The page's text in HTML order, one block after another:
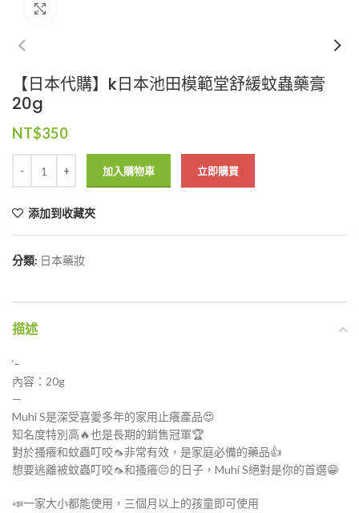
【日本代購】k日本池田模範堂舒緩蚊蟲藥膏
20g
NT$350
加入購物車 立即購買
添加到收藏夾
分類: 日本藥妝
描述
‘–
內容：20g
—
Muhi S是深受喜愛多年的家用止癢產品😍
知名度特別高🔥也是長期的銷售冠軍🏆
對於搔癢和蚊蟲叮咬🦟非常有效，是家庭必備的藥品👍
想要逃離被蚊蟲叮咬🦟和搔癢😔的日子，Muhi S絕對是你的首選😁
📣一家大小都能使用，三個月以上的孩童即可使用